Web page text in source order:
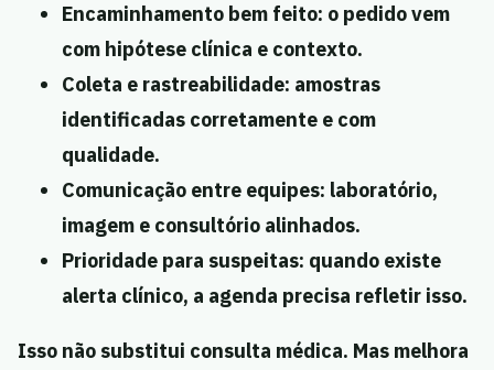
Encaminhamento bem feito: o pedido vem
com hipótese clínica e contexto.
Coleta e rastreabilidade: amostras
identificadas corretamente e com
qualidade.
Comunicação entre equipes: laboratório,
imagem e consultório alinhados.
Prioridade para suspeitas: quando existe
alerta clínico, a agenda precisa refletir isso.
Isso não substitui consulta médica. Mas melhora